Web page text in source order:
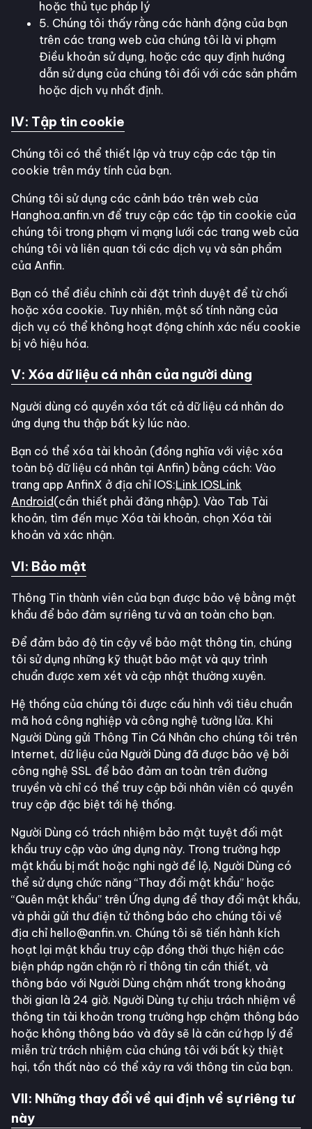
hoặc thủ tục pháp lý
5. Chúng tôi thấy rằng các hành động của bạn
trên các trang web của chúng tôi là vi phạm
Điều khoản sử dụng, hoặc các quy định hướng
dẫn sử dụng của chúng tôi đối với các sản phẩm
hoặc dịch vụ nhất định.
IV: Tập tin cookie
Chúng tôi có thể thiết lập và truy cập các tập tin
cookie trên máy tính của bạn.
Chúng tôi sử dụng các cảnh báo trên web của
Hanghoa.anfin.vn để truy cập các tập tin cookie của
chúng tôi trong phạm vi mạng lưới các trang web của
chúng tôi và liên quan tới các dịch vụ và sản phẩm
của Anfin.
Bạn có thể điều chỉnh cài đặt trình duyệt để từ chối
hoặc xóa cookie. Tuy nhiên, một số tính năng của
dịch vụ có thể không hoạt động chính xác nếu cookie
bị vô hiệu hóa.
V: Xóa dữ liệu cá nhân của người dùng
Người dùng có quyền xóa tất cả dữ liệu cá nhân do
ứng dụng thu thập bất kỳ lúc nào.
Bạn có thể xóa tài khoản (đồng nghĩa với việc xóa
toàn bộ dữ liệu cá nhân tại Anfin) bằng cách: Vào
trang app AnfinX ở địa chỉ IOS:Link IOSLink
Android(cần thiết phải đăng nhập). Vào Tab Tài
khoản, tìm đến mục Xóa tài khoản, chọn Xóa tài
khoản và xác nhận.
VI: Bảo mật
Thông Tin thành viên của bạn được bảo vệ bằng mật
khẩu để bảo đảm sự riêng tư và an toàn cho bạn.
Để đảm bảo độ tin cậy về bảo mật thông tin, chúng
tôi sử dụng những kỹ thuật bảo mật và quy trình
chuẩn được xem xét và cập nhật thường xuyên.
Hệ thống của chúng tôi được cấu hình với tiêu chuẩn
mã hoá công nghiệp và công nghệ tường lửa. Khi
Người Dùng gửi Thông Tin Cá Nhân cho chúng tôi trên
Internet, dữ liệu của Người Dùng đã được bảo vệ bởi
công nghệ SSL để bảo đảm an toàn trên đường
truyền và chỉ có thể truy cập bởi nhân viên có quyền
truy cập đặc biệt tới hệ thống.
Người Dùng có trách nhiệm bảo mật tuyệt đối mật
khẩu truy cập vào ứng dụng này. Trong trường hợp
mật khẩu bị mất hoặc nghi ngờ để lộ, Người Dùng có
thể sử dụng chức năng “Thay đổi mật khẩu” hoặc
“Quên mật khẩu” trên Ứng dụng để thay đổi mật khẩu,
và phải gửi thư điện tử thông báo cho chúng tôi về
địa chỉ hello@anfin.vn. Chúng tôi sẽ tiến hành kích
hoạt lại mật khẩu truy cập đồng thời thực hiện các
biện pháp ngăn chặn rò rỉ thông tin cần thiết, và
thông báo với Người Dùng chậm nhất trong khoảng
thời gian là 24 giờ. Người Dùng tự chịu trách nhiệm về
thông tin tài khoản trong trường hợp chậm thông báo
hoặc không thông báo và đây sẽ là căn cứ hợp lý để
miễn trừ trách nhiệm của chúng tôi với bất kỳ thiệt
hại, tổn thất nào có thể xảy ra với thông tin của bạn.
VII: Những thay đổi về qui định về sự riêng tư
này